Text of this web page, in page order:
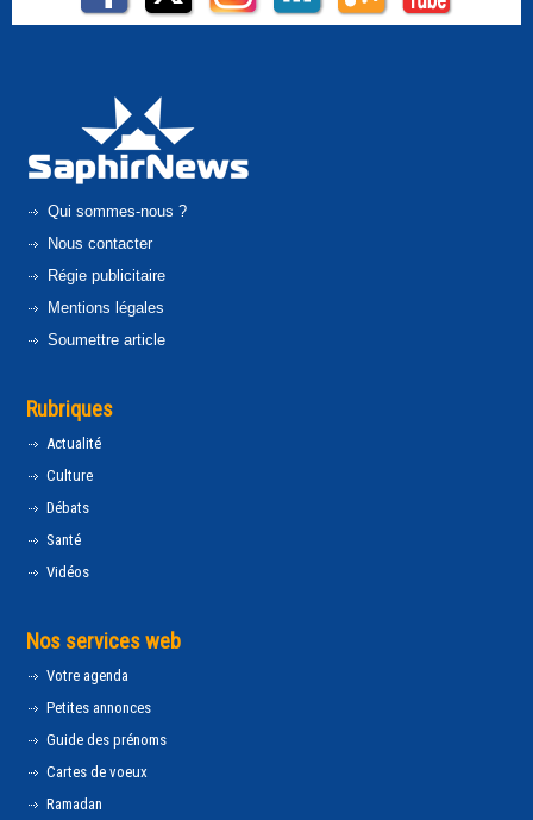
Qui sommes-nous ?
Nous contacter
Régie publicitaire
Mentions légales
Soumettre article
Rubriques
Actualité
Culture
Débats
Santé
Vidéos
Nos services web
Votre agenda
Petites annonces
Guide des prénoms
Cartes de voeux
Ramadan